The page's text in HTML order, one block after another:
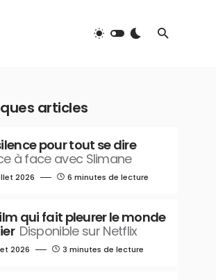
articles
pour tout se dire
à face avec Slimane
2026 6 minutes de lecture
qui fait pleurer le monde
Disponible sur Netflix
2026 3 minutes de lecture